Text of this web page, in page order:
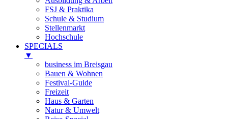
FSJ & Praktika
Schule & Studium
Stellenmarkt
Hochschule
SPECIALS
▼
business im Breisgau
Bauen & Wohnen
Festival-Guide
Freizeit
Haus & Garten
Natur & Umwelt